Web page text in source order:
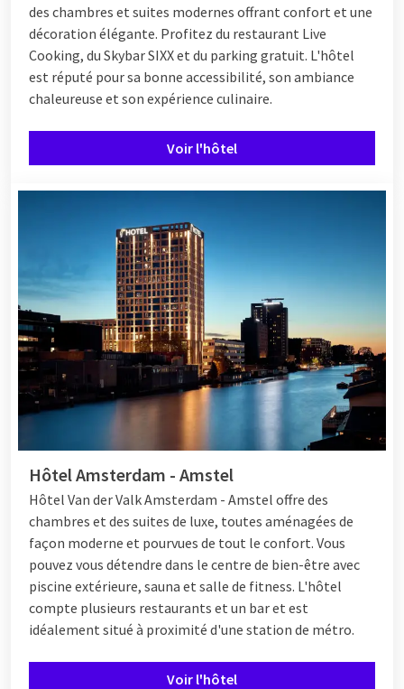
des chambres et suites modernes offrant confort et une
décoration élégante. Profitez du restaurant Live
Cooking, du Skybar SIXX et du parking gratuit. L'hôtel
est réputé pour sa bonne accessibilité, son ambiance
chaleureuse et son expérience culinaire.
Voir l'hôtel
Hôtel Amsterdam - Amstel
Hôtel Van der Valk Amsterdam - Amstel offre des
chambres et des suites de luxe, toutes aménagées de
façon moderne et pourvues de tout le confort. Vous
pouvez vous détendre dans le centre de bien-être avec
piscine extérieure, sauna et salle de fitness. L'hôtel
compte plusieurs restaurants et un bar et est
idéalement situé à proximité d'une station de métro.
Voir l'hôtel